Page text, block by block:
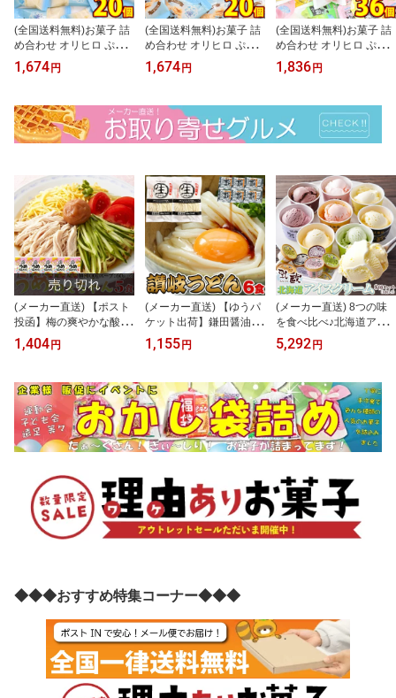
(全国送料無料)お菓子 詰
め合わせ オリヒロ ぷる
んと凍らすアイス プレミ
アム バニラ【20コ】メ
px20m)【送料無料 詰め
合わせ おやつ 小袋 個包
装 お試し】
1,674円
(全国送料無料)お菓子 詰
め合わせ オリヒロ ぷる
んと凍らすアイス プレミ
アム カフェオレ【20
50779px20m)【送料無料
詰め合わせ おやつ 小袋
個包装 お試し】
1,674円
(全国送料無料)お菓子 詰
め合わせ オリヒロ ぷる
んと蒟蒻ゼリー5種アソ
ート（シャインマスカッ
ンゴー・グレープ）【36
コ】メール便 (omtmb99
06)【送料無料 詰め合わ
1,836円
(メーカー直送) 【ポスト
投函】梅の爽やかな酸味
が食欲をそそる冷やし中
華☆うめねぇちゃん5食
1,404 円
(メーカー直送) 【ゆうパ
ケット出荷】鎌田醤油特
製ダシ醤油6袋付き!!讃岐
うどん6食分600g（300g
p)
1,155 円
(メーカー直送) 8つの味
を食べ比べ♪北海道アイ
ス 8個セット≪冷凍≫ (s
m00011281kk) 乳蔵 アイ
ーツ 産直 グルメ デザー
ト
5,292 円
◆◆◆おすすめ特集コーナー◆◆◆